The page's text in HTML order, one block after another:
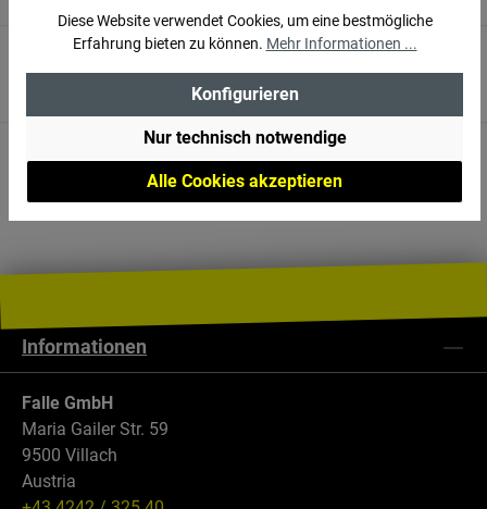
Diese Website verwendet Cookies, um eine bestmögliche
Erfahrung bieten zu können. Mehr Informationen ...
Alle Cookies akzeptieren
Nur technisch notwendige
Konfigurieren
+43 4242 32540 · Mo–Fr
Käuferschutz 4,86
Trusted Shops · Hervorragend
Falle GmbH
Maria Gailer Str. 59
9500 Villach
Austria
Informationen